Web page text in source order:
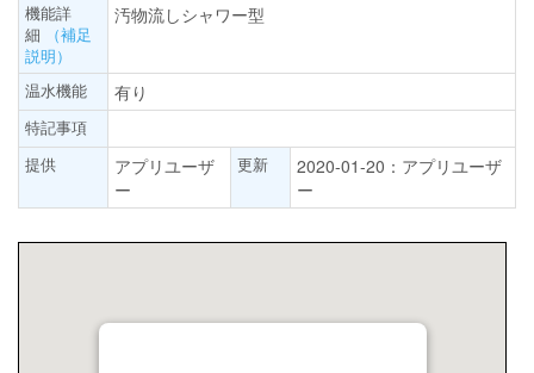
機能詳
細
（補足
説明）
汚物流しシャワー型
温水機能 有り
特記事項
提供
アプリユーザ
ー
更新
2020-01-20：アプリユーザ
ー